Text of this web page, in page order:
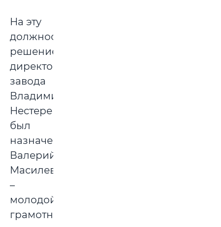
На эту
должность,
решением
директора
завода
Владимира
Нестеренко,
был
назначен
Валерий
Масилевич
–
молодой
грамотный